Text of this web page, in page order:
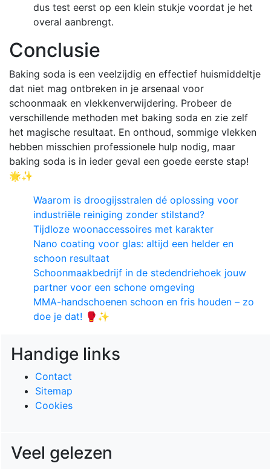
dus test eerst op een klein stukje voordat je het
overal aanbrengt.
Conclusie
Baking soda is een veelzijdig en effectief huismiddeltje
dat niet mag ontbreken in je arsenaal voor
schoonmaak en vlekkenverwijdering. Probeer de
verschillende methoden met baking soda en zie zelf
het magische resultaat. En onthoud, sommige vlekken
hebben misschien professionele hulp nodig, maar
baking soda is in ieder geval een goede eerste stap!
🌟✨
Waarom is droogijsstralen dé oplossing voor
industriële reiniging zonder stilstand?
Tijdloze woonaccessoires met karakter
Nano coating voor glas: altijd een helder en
schoon resultaat
Schoonmaakbedrijf in de stedendriehoek jouw
partner voor een schone omgeving
MMA-handschoenen schoon en fris houden – zo
doe je dat! 🥊✨
Handige links
Contact
Sitemap
Cookies
Veel gelezen